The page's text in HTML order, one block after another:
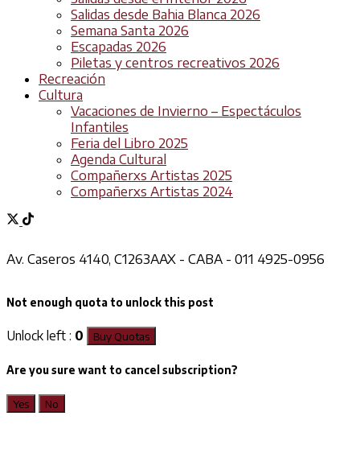
Salidas desde Bahia Blanca 2026
Semana Santa 2026
Escapadas 2026
Piletas y centros recreativos 2026
Recreación
Cultura
Vacaciones de Invierno – Espectáculos
Infantiles
Feria del Libro 2025
Agenda Cultural
Compañerxs Artistas 2025
Compañerxs Artistas 2024
Av. Caseros 4140, C1263AAX - CABA - 011 4925-0956
Not enough quota to unlock this post
Unlock left : 0 Buy Quotas
Are you sure want to cancel subscription?
Yes No